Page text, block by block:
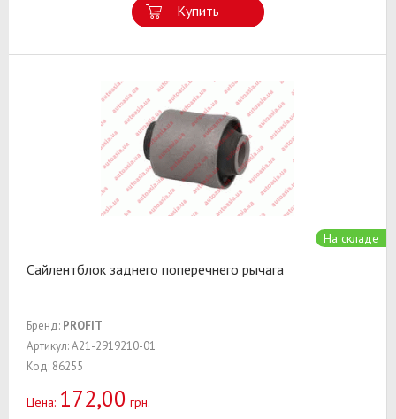
Купить
На складе
Сайлентблок заднего поперечнего рычага
Бренд: PROFIT
Артикул: A21-2919210-01
Код: 86255
Цена: 172,00 грн.